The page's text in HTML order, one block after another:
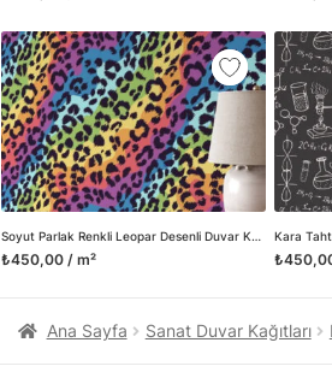
Soyut Parlak Renkli Leopar Desenli Duvar Kağıdı
₺450,00 / m²
üretimini ve satışını yapmaktadır. Duvar
biliyor ve evin en kritik dekorasyon
ediyoruz. Bu nedenle ürün yelpazemizi
trendlere ayak uydurmanın yanı sıra
da öncü rol üstleniyoruz.
Herhangi bir soru ya da sorununuz
geçebilirsiniz.
Ana Sayfa Sanat Duvar Kağıtları